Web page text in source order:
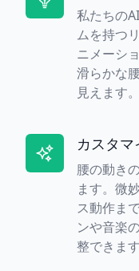
私たちの
ムを持つ
ニメーシ
滑らかな
見えます。
カスタ
腰の動き
ます。微
ス動作ま
ンや音楽
整できます